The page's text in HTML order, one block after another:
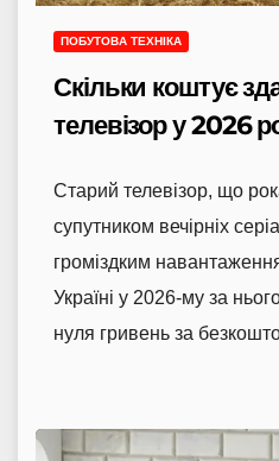
ПОБУТОВА ТЕХНІКА
Скільки коштує
телевізор у 2026
Старий телевізор, що
супутником вечірніх
громіздким
Україні у 2026-му за
нуля гривень за